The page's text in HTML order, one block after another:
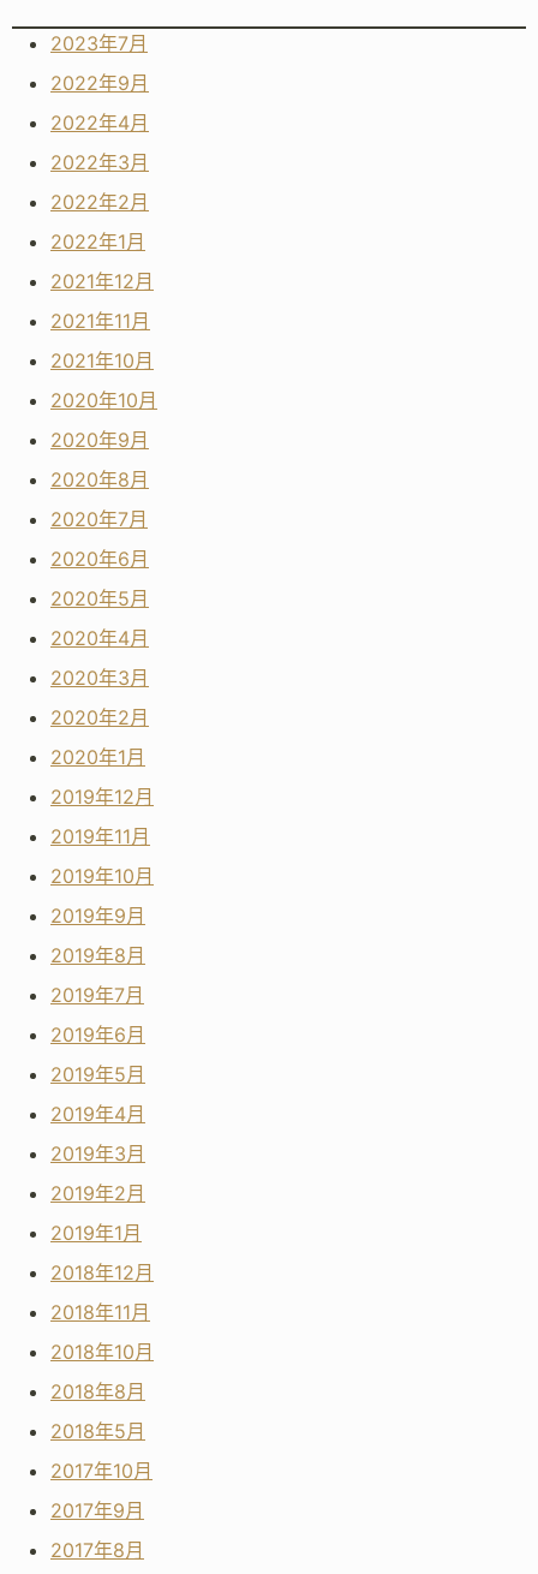
2023年7月
2022年9月
2022年4月
2022年3月
2022年2月
2022年1月
2021年12月
2021年11月
2021年10月
2020年10月
2020年9月
2020年8月
2020年7月
2020年6月
2020年5月
2020年4月
2020年3月
2020年2月
2020年1月
2019年12月
2019年11月
2019年10月
2019年9月
2019年8月
2019年7月
2019年6月
2019年5月
2019年4月
2019年3月
2019年2月
2019年1月
2018年12月
2018年11月
2018年10月
2018年8月
2018年5月
2017年10月
2017年9月
2017年8月